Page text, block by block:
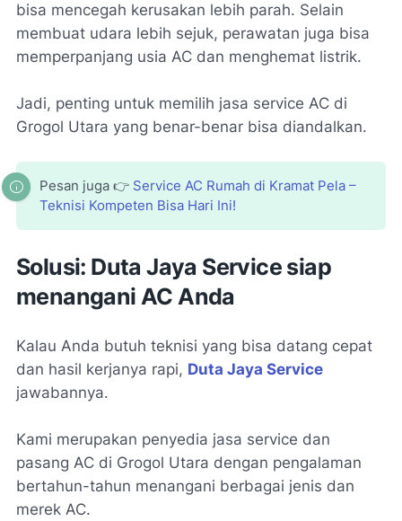
bisa mencegah kerusakan lebih parah. Selain
membuat udara lebih sejuk, perawatan juga bisa
memperpanjang usia AC dan menghemat listrik.
Jadi, penting untuk memilih jasa service AC di
Grogol Utara yang benar-benar bisa diandalkan.
Pesan juga 👉 Service AC Rumah di Kramat Pela –
Teknisi Kompeten Bisa Hari Ini!
Solusi: Duta Jaya Service siap
menangani AC Anda
Kalau Anda butuh teknisi yang bisa datang cepat
dan hasil kerjanya rapi, Duta Jaya Service
jawabannya.
Kami merupakan penyedia jasa service dan
pasang AC di Grogol Utara dengan pengalaman
bertahun-tahun menangani berbagai jenis dan
merek AC.